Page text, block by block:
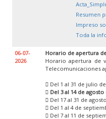
Resumen
Impreso
Toda la
06-07-
2026
Horario de apertura
Horario apertura de
Telecomunicaciones
 Del 1 al 31 de julio
 Del 3 al 14 de
 Del 17 al 31 de
 Del 1 al 4 de
 Del 7 al 11 de